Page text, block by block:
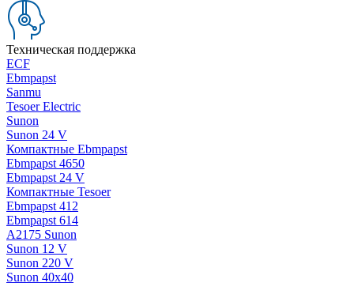
Техническая поддержка
ECF
Ebmpapst
Sanmu
Tesoer Electric
Sunon
Sunon 24 V
Компактные Ebmpapst
Ebmpapst 4650
Ebmpapst 24 V
Компактные Tesoer
Ebmpapst 412
Ebmpapst 614
A2175 Sunon
Sunon 12 V
Sunon 220 V
Sunon 40x40